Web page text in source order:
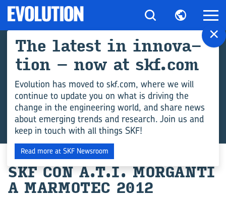
SKF CON A.T.I. MOR­GAN­TI
A MAR­MO­TEC 2012
×
The la­te­st in in­no­va­
tion – now at skf.com
Evolution has moved to skf.com, where we will
continue to update you on what is driving the
change in the engineering world, and share news
about emerging trends and research. Join us and
keep in touch with all things SKF!
Read more at SKF Newsroom